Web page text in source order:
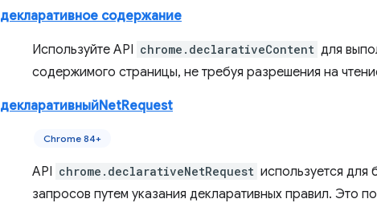
декларативное содержание
Используйте API chrome.declarativeContent для
содержимого страницы, не требуя разрешения на
декларативныйNetRequest
Chrome 84+
API chrome.declarativeNetRequest используется для
запросов путем указания декларативных правил. Это